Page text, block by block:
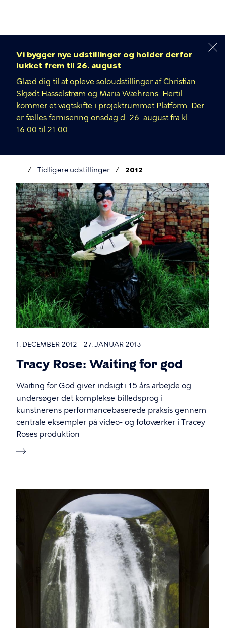
Vi bygger nye udstillinger og holder derfor
lukket frem til 26. august
Glæd dig til at opleve soloudstillinger af Christian
Skjødt Hasselstrøm og Maria Wæhrens. Hertil
kommer et vagtskifte i projektrummet Platform. Der
er fælles fernisering onsdag d. 26. august fra kl.
16.00 til 21.00.
Brødkrumme
Tidligere udstillinger 2012
2012
1. DECEMBER 2012 - 27. JANUAR 2013
Tracy Rose: Waiting for god
Waiting for God giver indsigt i 15 års arbejde og
undersøger det komplekse billedsprog i
kunstnerens performancebaserede praksis gennem
centrale eksempler på video- og fotoværker i Tracey
Roses produktion